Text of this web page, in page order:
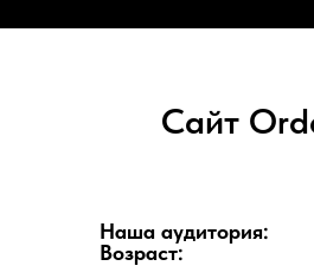
Сайт
Наша аудитория:
Возраст: